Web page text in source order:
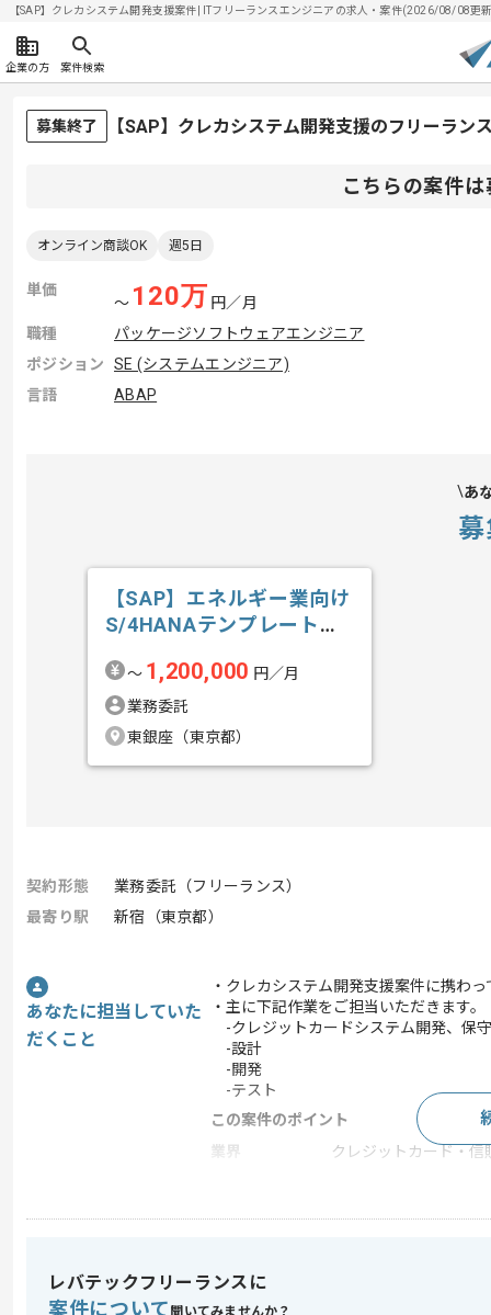
【SAP】クレカシステム開発支援案件| ITフリーランスエンジニアの求人・案件(2026/08/08更
企業の方 案件検索
募集終了 【SAP】クレカシステム開発支援のフリーラン
こちらの案件
オンライン商談OK 週5日
単価
〜 120万 円／月
職種
パッケージソフトウェアエンジニア
ポジション
SE (システムエンジニア)
言語
ABAP
あ
【SAP】エネルギー業向け
S/4HANAテンプレート導
〜 1,200,000 円／月
業務委託
東銀座（東京都）
契約形態
業務委託（フリーランス）
最寄り駅
新宿（東京都）
あなたに担当していた
だくこと
・クレカシステム開発支援案件に携わ
・主に下記作業をご担当いただきます。
-クレジットカードシステム開発、保守
-設計
-開発
-テスト
この案件のポイント
業界
クレジットカード・信
特徴
20代活躍中 , 30代活躍
求めるスキル
レバテックフリーランスに
案件について 聞いてみませんか？